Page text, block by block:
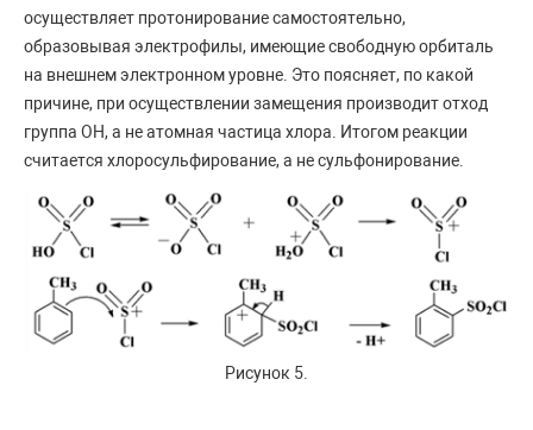
осуществляет протонирование самостоятельно,
образовывая электрофилы, имеющие свободную орбиталь
на внешнем электронном уровне. Это поясняет, по какой
причине, при осуществлении замещения производит отход
группа OH, а не атомная частица хлора. Итогом реакции
считается хлоросульфирование, а не сульфонирование.
Рисунок 5.